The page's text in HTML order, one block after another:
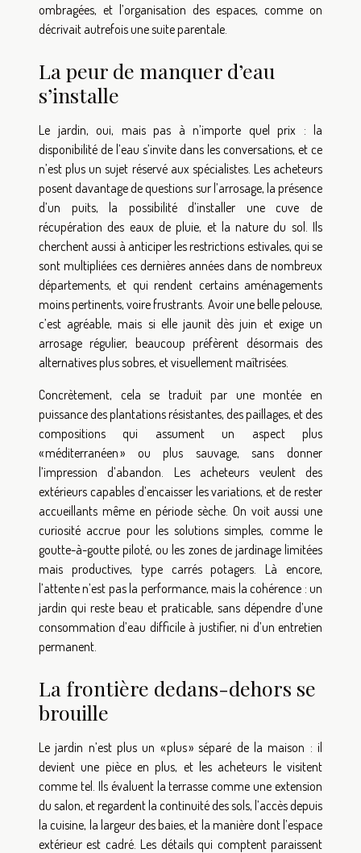
ombragées, et l’organisation des espaces, comme on
décrivait autrefois une suite parentale.
La peur de manquer d’eau
s’installe
Le jardin, oui, mais pas à n’importe quel prix : la
disponibilité de l’eau s’invite dans les conversations, et ce
n’est plus un sujet réservé aux spécialistes. Les acheteurs
posent davantage de questions sur l’arrosage, la présence
d’un puits, la possibilité d’installer une cuve de
récupération des eaux de pluie, et la nature du sol. Ils
cherchent aussi à anticiper les restrictions estivales, qui se
sont multipliées ces dernières années dans de nombreux
départements, et qui rendent certains aménagements
moins pertinents, voire frustrants. Avoir une belle pelouse,
c’est agréable, mais si elle jaunit dès juin et exige un
arrosage régulier, beaucoup préfèrent désormais des
alternatives plus sobres, et visuellement maîtrisées.
Concrètement, cela se traduit par une montée en
puissance des plantations résistantes, des paillages, et des
compositions qui assument un aspect plus
« méditerranéen » ou plus sauvage, sans donner
l’impression d’abandon. Les acheteurs veulent des
extérieurs capables d’encaisser les variations, et de rester
accueillants même en période sèche. On voit aussi une
curiosité accrue pour les solutions simples, comme le
goutte-à-goutte piloté, ou les zones de jardinage limitées
mais productives, type carrés potagers. Là encore,
l’attente n’est pas la performance, mais la cohérence : un
jardin qui reste beau et praticable, sans dépendre d’une
consommation d’eau difficile à justifier, ni d’un entretien
permanent.
La frontière dedans-dehors se
brouille
Le jardin n’est plus un « plus » séparé de la maison : il
devient une pièce en plus, et les acheteurs le visitent
comme tel. Ils évaluent la terrasse comme une extension
du salon, et regardent la continuité des sols, l’accès depuis
la cuisine, la largeur des baies, et la manière dont l’espace
extérieur est cadré. Les détails qui comptent paraissent